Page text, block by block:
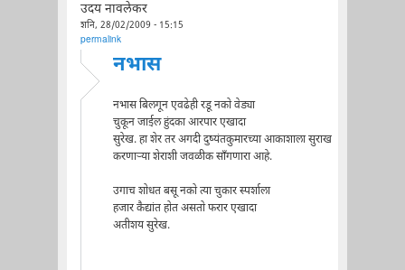
उदय नावलेकर
शनि, 28/02/2009 - 15:15
permalink
नभास
नभास बिलगून एवढेही रडू नको वेड्या
चुकून जाईल हुंदका आरपार एखादा
सुरेख. हा शेर तर अगदी दुष्यंतकुमारच्या आकाशाला सुराख
करणार्‍या शेराशी जवळीक साँगणारा आहे.
उगाच शोधत बसू नको त्या चुकार स्पर्शाला
हजार कैद्यांत होत असतो फरार एखादा
अतीशय सुरेख.